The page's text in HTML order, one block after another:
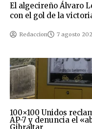
El algecireño Álvaro
con el gol de la
Redaccion 7 agosto
100×100 Unidos
AP-7 y denuncia el